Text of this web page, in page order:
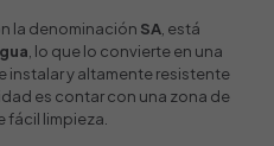
la denominación SA, está
, lo que lo convierte en una
instalar y altamente resistente
es contar con una zona de
limpieza.